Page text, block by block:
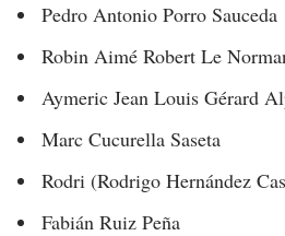
Pedro Antonio Porro Sauceda
Robin Aimé Robert Le
Aymeric Jean Louis Gérard
Marc Cucurella Saseta
Rodri (Rodrigo Hernández
Fabián Ruiz Peña